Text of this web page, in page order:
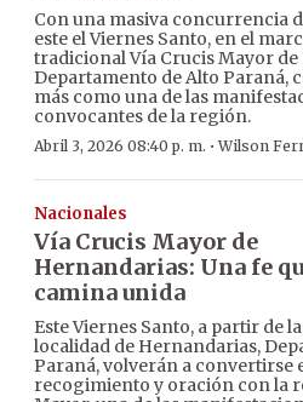
Con una masiva concurrencia
este el Viernes Santo, en el
tradicional Vía Crucis Mayor
Departamento de Alto Paraná,
más como una de las
convocantes de la región.
Abril 3, 2026 08:40 p. m. ·Wilson
Nacionales
Vía Crucis Mayor de
Hernandarias: Una fe
camina unida
Este Viernes Santo, a partir de
localidad de Hernandarias,
Paraná, volverán a convertirse
recogimiento y oración con la